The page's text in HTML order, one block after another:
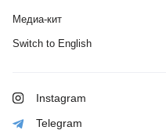
Медиа-кит
Switch to English
Instagram
Telegram